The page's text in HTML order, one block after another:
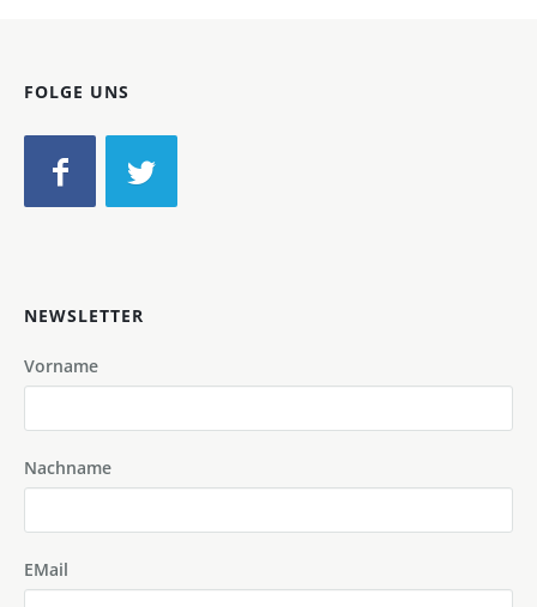
FOLGE UNS
NEWSLETTER
Vorname
Nachname
EMail